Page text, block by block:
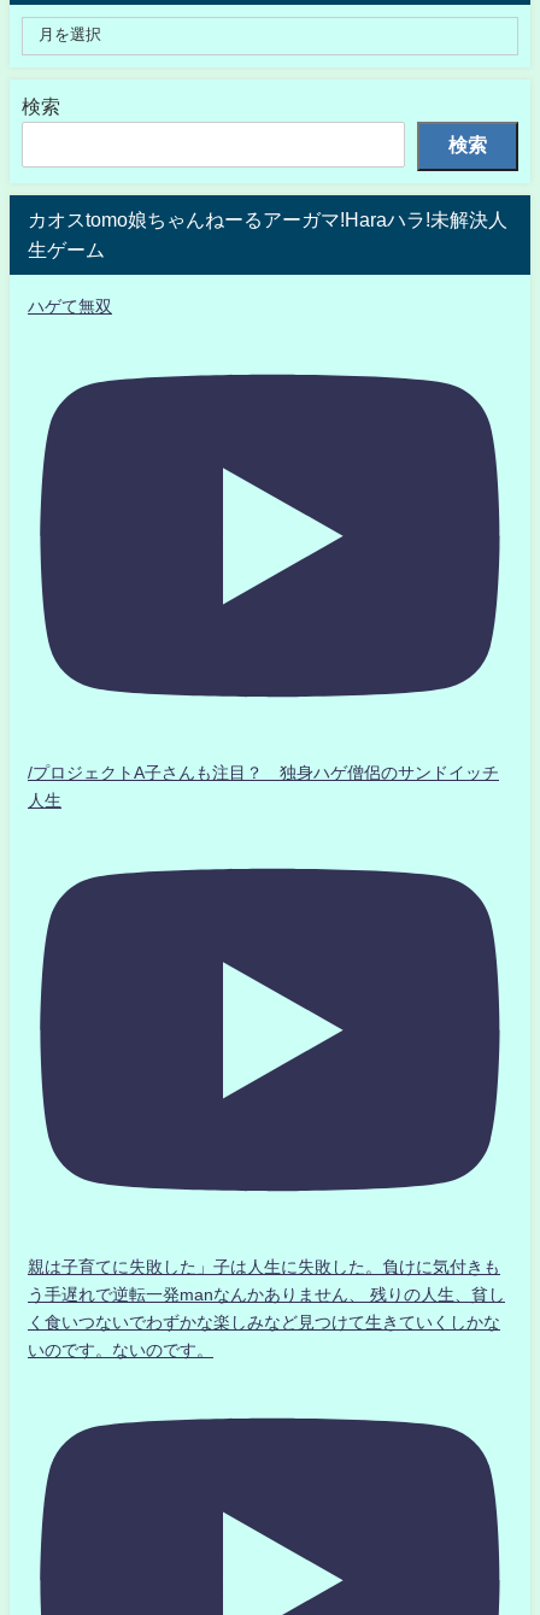
検索
検索
カオスtomo娘ちゃんねーるアーガマ!Haraハラ!未解決人
生ゲーム
ハゲて無双
/プロジェクトA子さんも注目？ 独身ハゲ僧侶のサンドイッチ
人生
親は子育てに失敗した」子は人生に失敗した。負けに気付きも
う手遅れで逆転一発manなんかありません、 残りの人生、貧し
く食いつないでわずかな楽しみなど見つけて生きていくしかな
いのです。ないのです。